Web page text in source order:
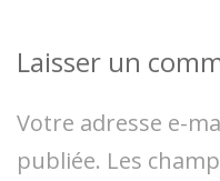
Laisser un
Votre adresse e-
publiée. Les